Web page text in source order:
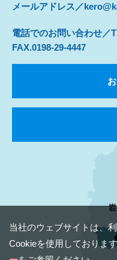
当社のウェブサイトは、
Cookieを使⽤しておりま
メールアドレス／
電話でのお問い合わせ／
FAX.0198-29-4447